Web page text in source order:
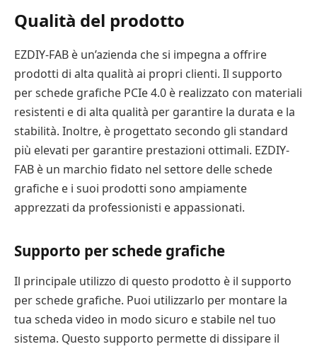
Qualità del prodotto
EZDIY-FAB è un’azienda che si impegna a offrire
prodotti di alta qualità ai propri clienti. Il supporto
per schede grafiche PCIe 4.0 è realizzato con materiali
resistenti e di alta qualità per garantire la durata e la
stabilità. Inoltre, è progettato secondo gli standard
più elevati per garantire prestazioni ottimali. EZDIY-
FAB è un marchio fidato nel settore delle schede
grafiche e i suoi prodotti sono ampiamente
apprezzati da professionisti e appassionati.
Supporto per schede grafiche
Il principale utilizzo di questo prodotto è il supporto
per schede grafiche. Puoi utilizzarlo per montare la
tua scheda video in modo sicuro e stabile nel tuo
sistema. Questo supporto permette di dissipare il